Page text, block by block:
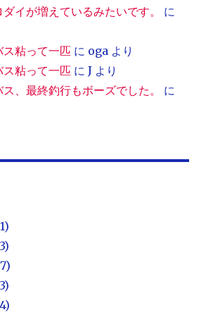
イが増えているみたいです。
に
粘って一匹 に oga より
粘って一匹 にJ より
、最終釣行もボーズでした。
に